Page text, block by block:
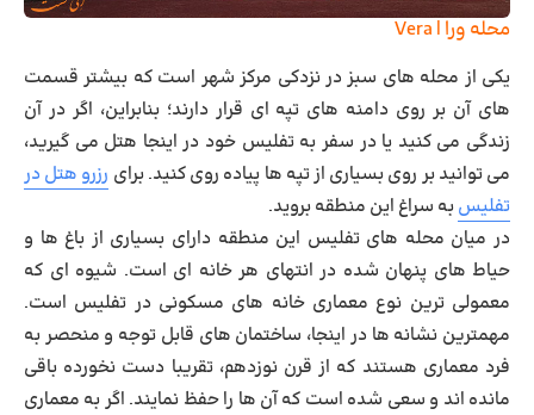
محله ورا | Vera
یکی از محله های سبز در نزدکی مرکز شهر است که بیشتر قسمت
های آن بر روی دامنه های تپه ای قرار دارند؛ بنابراین، اگر در آن
زندگی می کنید یا در سفر به تفلیس خود در اینجا هتل می گیرید،
می توانید بر روی بسیاری از تپه ها پیاده روی کنید. برای رزرو هتل در
تفلیسبه سراغ این منطقه بروید.
در میان محله های تفلیس این منطقه دارای بسیاری از باغ ها و
حیاط های پنهان شده در انتهای هر خانه ای است. شیوه ای که
معمولی ترین نوع معماری خانه های مسکونی در تفلیس است.
مهمترین نشانه ها در اینجا، ساختمان های قابل توجه و منحصر به
فرد معماری هستند که از قرن نوزدهم، تقریبا دست نخورده باقی
مانده اند و سعی شده است که آن ها را حفظ نمایند. اگر به معماری